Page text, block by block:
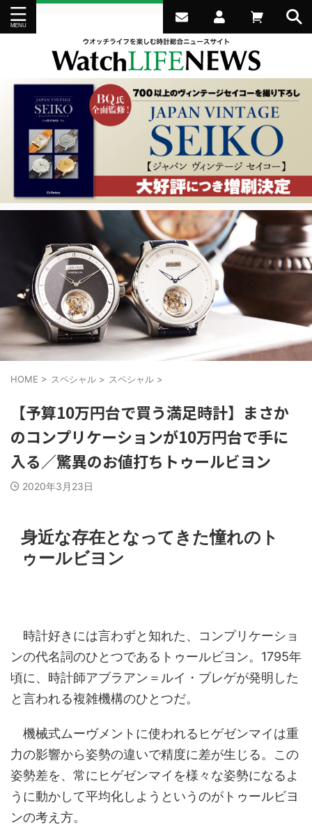
HOME > スペシャル > スペシャル >
【予算10万円台で買う満足時計】まさか
のコンプリケーションが10万円台で手に
入る／驚異のお値打ちトゥールビヨン
2020年3月23日
身近な存在となってきた憧れのト
ゥールビヨン
時計好きには言わずと知れた、コンプリケーショ
ンの代名詞のひとつであるトゥールビヨン。1795年
頃に、時計師アブラアン＝ルイ・ブレゲが発明した
と言われる複雑機構のひとつだ。
機械式ムーヴメントに使われるヒゲゼンマイは重
力の影響から姿勢の違いで精度に差が生じる。この
姿勢差を、常にヒゲゼンマイを様々な姿勢になるよ
うに動かして平均化しようというのがトゥールビヨ
ンの考え方。